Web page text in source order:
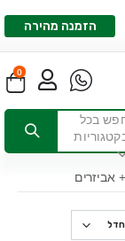
הזמנה מהירה
0
בכל
אביזרים